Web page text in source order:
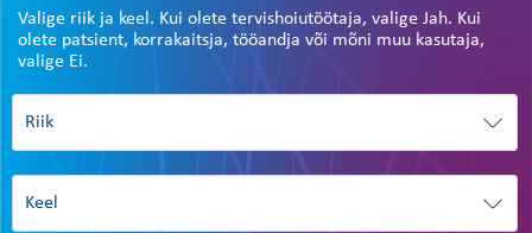
Valige riik ja keel. Kui olete tervishoiutöötaja, valige Jah. Kui
olete patsient, korrakaitsja, tööandja või mõni muu kasutaja,
valige Ei.